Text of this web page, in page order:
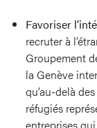
Favoriser
recruter à
Groupement
la Genève
qu’au-delà
réfugiés